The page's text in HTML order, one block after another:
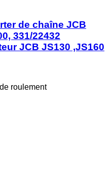
de chaîne JCB
331/22432
JCB JS130 ,JS160
roulement